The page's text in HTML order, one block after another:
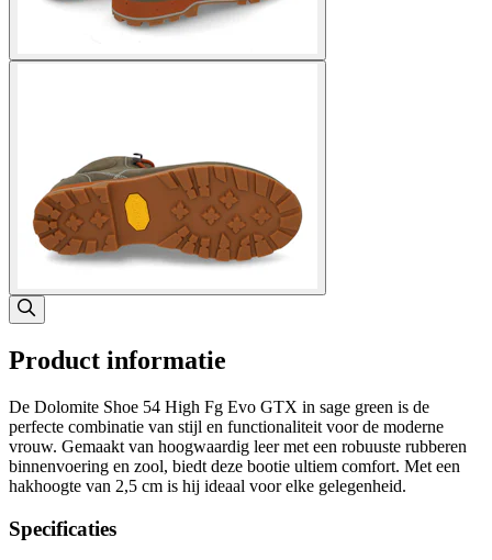
Product informatie
De Dolomite Shoe 54 High Fg Evo GTX in sage green is de
perfecte combinatie van stijl en functionaliteit voor de moderne
vrouw. Gemaakt van hoogwaardig leer met een robuuste rubberen
binnenvoering en zool, biedt deze bootie ultiem comfort. Met een
hakhoogte van 2,5 cm is hij ideaal voor elke gelegenheid.
Specificaties